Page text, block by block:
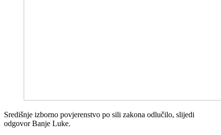
Središnje izborno povjerenstvo po sili zakona odlučilo, slijedi
odgovor Banje Luke.